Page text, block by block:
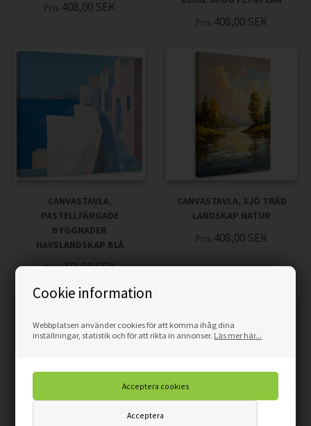
Cookie information
Webbplatsen använder cookies för att komma ihåg dina
inställningar, statistik och för att rikta in annonser. Läs mer här...
Pris 408,00 SEK
Pris 408,00 SEK
CANVASTAVLA,
PASTELLFÄRGADE
BYGGNADER
HAVSLANDSKAP BLÅ
Pris271,00SEK
CANVASTAVLA, SJÖ TRÄD
LANDSKAP NATUR
Pris 408,00 SEK